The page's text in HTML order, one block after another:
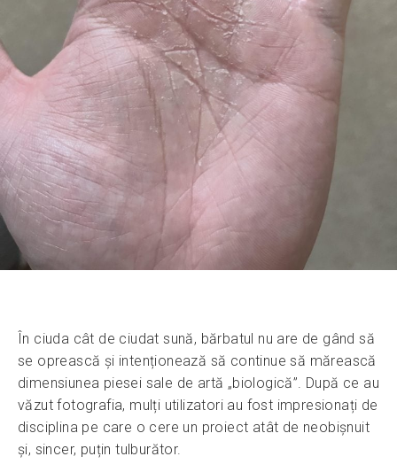
În ciuda cât de ciudat sună, bărbatul nu are de gând să
se oprească și intenționează să continue să mărească
dimensiunea piesei sale de artă „biologică”. După ce au
văzut fotografia, mulți utilizatori au fost impresionați de
disciplina pe care o cere un proiect atât de neobișnuit
și, sincer, puțin tulburător.